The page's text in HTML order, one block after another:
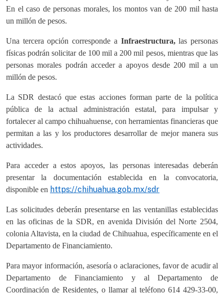
En el caso de personas morales, los montos van de 200 mil hasta
un millón de pesos.
Una tercera opción corresponde a Infraestructura,las personas
físicas podrán solicitar de 100 mil a 200 mil pesos, mientras que las
personas morales podrán acceder a apoyos desde 200 mil a un
millón de pesos.
La SDR destacó que estas acciones forman parte de la política
pública de la actual administración estatal, para impulsar y
fortalecer al campo chihuahuense, con herramientas financieras que
permitan a las y los productores desarrollar de mejor manera sus
actividades.
Para acceder a estos apoyos, las personas interesadas deberán
presentar la documentación establecida en la convocatoria,
disponible en https://chihuahua.gob.mx/sdr
Las solicitudes deberán presentarse en las ventanillas establecidas
en las oficinas de la SDR, en avenida División del Norte 2504,
colonia Altavista, en la ciudad de Chihuahua, específicamente en el
Departamento de Financiamiento.
Para mayor información, asesoría o aclaraciones, favor de acudir al
Departamento de Financiamiento y al Departamento de
Coordinación de Residentes, o llamar al teléfono 614 429-33-00,